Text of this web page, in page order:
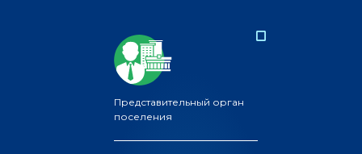
Представительный орган
поселения